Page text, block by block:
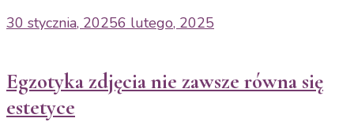
30 stycznia, 20256 lutego, 2025
Egzotyka zdjęcia nie zawsze równa się
estetyce